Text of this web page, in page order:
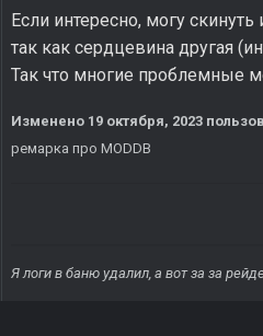
Если интересно, могу
так как сердцевина другая
Так что многие проблемные
Изменено 19 октября, 2023
ремарка про MODDB
Я логи в баню удалил, а вот за за